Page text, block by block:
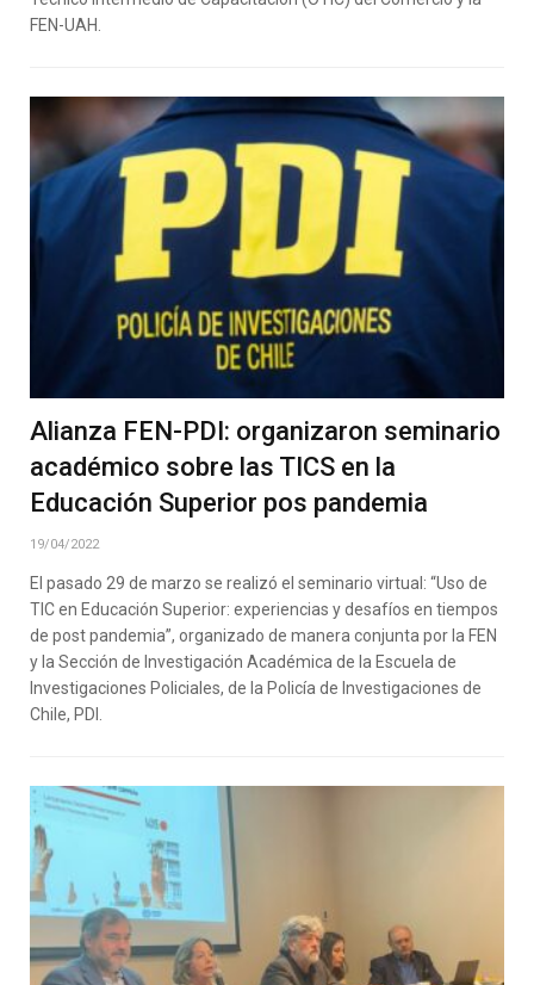
FEN-UAH.
Alianza FEN-PDI: organizaron seminario
académico sobre las TICS en la
Educación Superior pos pandemia
19/04/2022
El pasado 29 de marzo se realizó el seminario virtual: “Uso de
TIC en Educación Superior: experiencias y desafíos en tiempos
de post pandemia”, organizado de manera conjunta por la FEN
y la Sección de Investigación Académica de la Escuela de
Investigaciones Policiales, de la Policía de Investigaciones de
Chile, PDI.